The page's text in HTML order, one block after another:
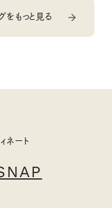
をもっと見る
ネート